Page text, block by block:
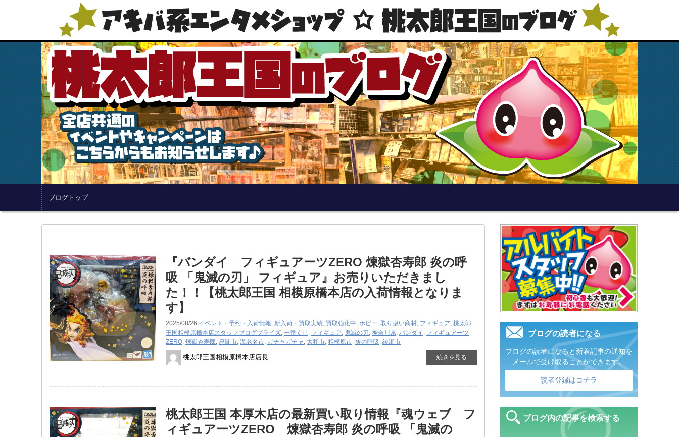
ブログトップ
『バンダイ フィギュアーツZERO 煉獄杏寿郎 炎の呼
吸 「鬼滅の刃」 フィギュア』お売りいただきまし
た！！【桃太郎王国 相模原橋本店の入荷情報となりま
す】
2025/08/26| イベント・予約・入荷情報, 新入荷・買取実績, 買取強化中, ホビー, 取り扱い商材, フィギュア, 桃太郎
王国相模原橋本店スタッフブログプライズ, 一番くじ , フィギュア, 鬼滅の刃 , 神奈川県, バンダイ , フィギュアーツ
ZERO, 煉獄杏寿郎, 座間市, 海老名市, ガチャガチャ , 大和市, 相模原市, 炎の呼吸, 綾瀬市
桃太郎王国相模原橋本店店長 続きを見る
桃太郎王国 本厚木店の最新買い取り情報『魂ウェブ フ
ィギュアーツZERO 煉獄杏寿郎 炎の呼吸 「鬼滅の
ブログの読者になる
ブログの読者になると新着記事の通知を
メールで受け取ることができます。
読者登録はコチラ
ブログ内の記事を検索する